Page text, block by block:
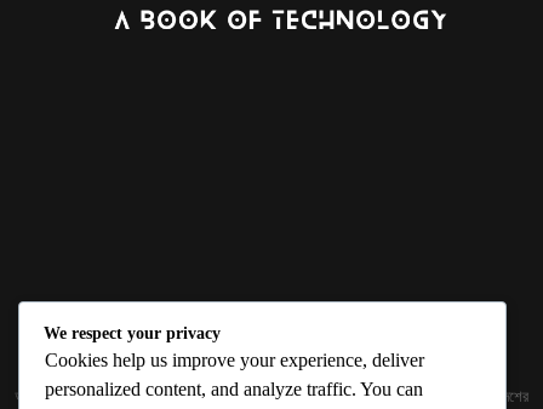
ABOUT US
জ্ঞান বিজ্ঞানের উৎকর্ষ আমাদের প্রভাবিত করে। আলোকিত করে। সেই আলো কে ধারণ কর দেশ ও বিদেশের
We respect your privacy
Cookies help us improve your experience, deliver
personalized content, and analyze traffic. You can